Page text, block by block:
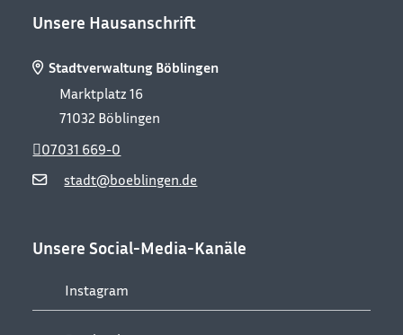
Unsere Hausanschrift
Stadtverwaltung Böblingen
Marktplatz 16
71032 Böblingen
stadt@boeblingen.de
07031 669-0
Unsere Social-Media-Kanäle
Instagram